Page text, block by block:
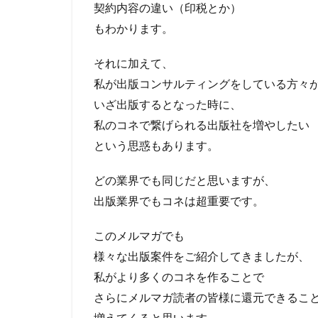
契約内容の違い（印税とか）
もわかります。
それに加えて、
私が出版コンサルティングをしている方々
いざ出版するとなった時に、
私のコネで繋げられる出版社を増やしたい
という思惑もあります。
どの業界でも同じだと思いますが、
出版業界でもコネは超重要です。
このメルマガでも
様々な出版案件をご紹介してきましたが、
私がより多くのコネを作ることで
さらにメルマガ読者の皆様に還元できるこ